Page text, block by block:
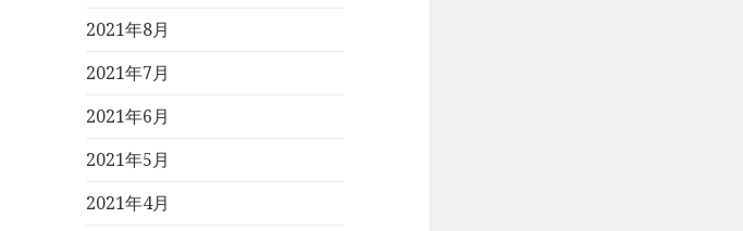
2021年8月
2021年7月
2021年6月
2021年5月
2021年4月